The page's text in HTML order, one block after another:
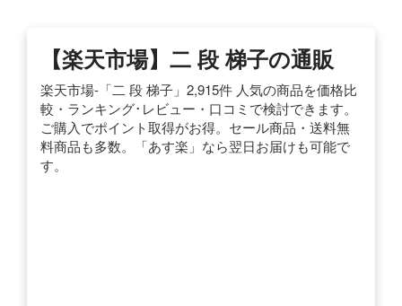
【楽天市場】二 段 梯子の通販
楽天市場-「二 段 梯子」2,915件 人気の商品を価格比
較・ランキング･レビュー・口コミで検討できます。
ご購入でポイント取得がお得。セール商品・送料無
料商品も多数。「あす楽」なら翌日お届けも可能で
す。